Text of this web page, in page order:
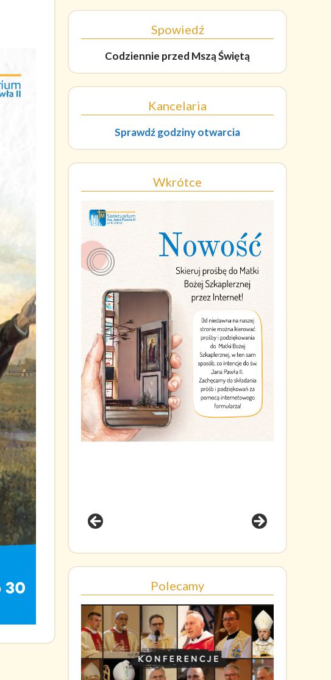
Spowiedź
Codziennie przed Mszą Świętą
Kancelaria
Sprawdź godziny otwarcia
Wkrótce
Polecamy